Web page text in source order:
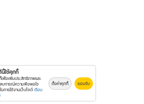
นี้ใช้คุกกี้
เพื่อเพิ่มประสิทธิภาพและ
บการณ์ความพึงพอใจ
การใช้งานเว็บไซต์ เรียน
ตั้งค่าคุกกี้ ยอมรับ